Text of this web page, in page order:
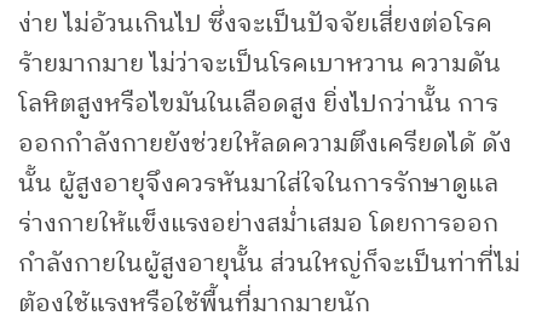
ง่าย ไม่อ้วนเกินไป ซึ่งจะเป็นปัจจัยเสี่ยงต่อโรค
ร้ายมากมาย ไม่ว่าจะเป็นโรคเบาหวาน ความดัน
โลหิตสูงหรือไขมันในเลือดสูง ยิ่งไปกว่านั้น การ
ออกกำลังกายยังช่วยให้ลดความตึงเครียดได้ ดัง
นั้น ผู้สูงอายุจึงควรหันมาใส่ใจในการรักษาดูแล
ร่างกายให้แข็งแรงอย่างสม่ำเสมอ โดยการออก
กำลังกายในผู้สูงอายุนั้น ส่วนใหญ่ก็จะเป็นท่าที่ไม่
ต้องใช้แรงหรือใช้พื้นที่มากมายนัก